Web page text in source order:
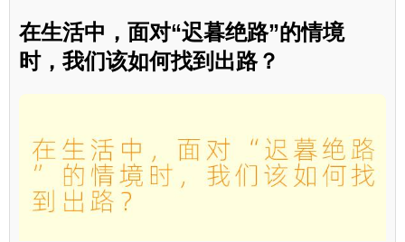
在生活中，面对“迟暮绝路”的情境
时，我们该如何找到出路？